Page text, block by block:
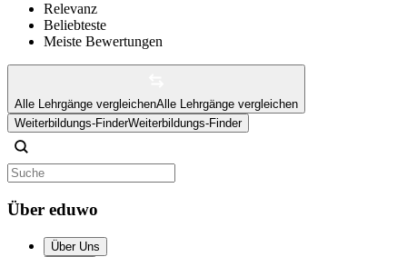
Relevanz
Beliebteste
Meiste Bewertungen
Alle Lehrgänge vergleichenAlle Lehrgänge vergleichen
Weiterbildungs-FinderWeiterbildungs-Finder
Über eduwo
Über Uns